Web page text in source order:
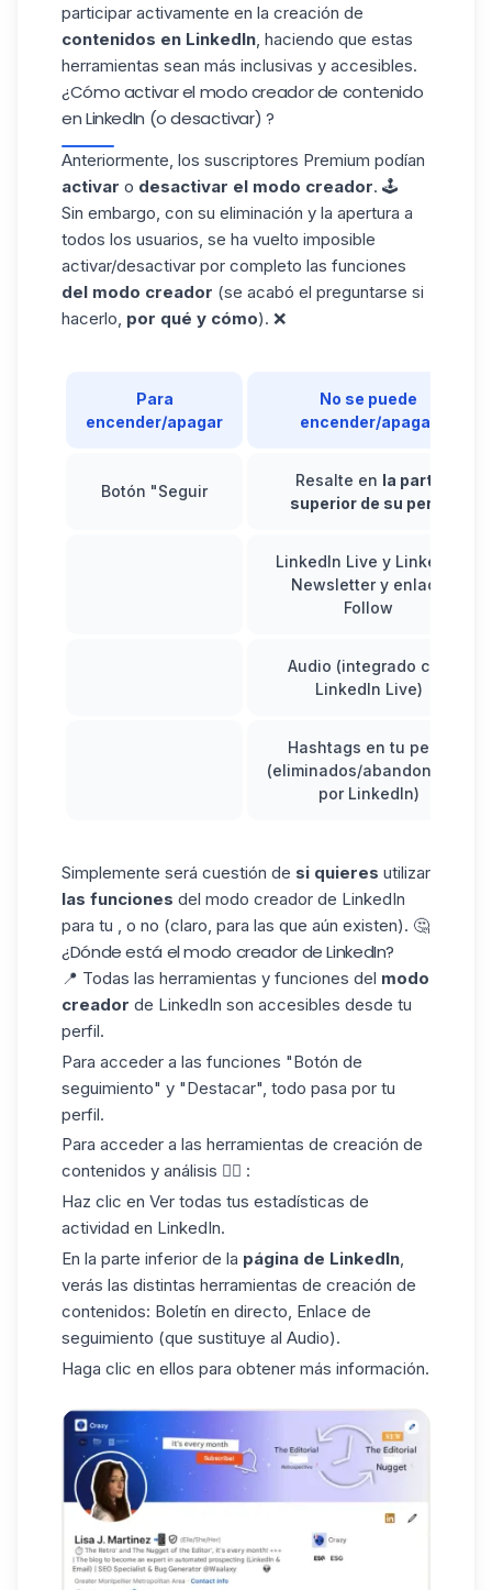
participar activamente en la creación de
contenidos en LinkedIn , haciendo que estas
herramientas sean más inclusivas y accesibles.
¿Cómo activar el modo creador de contenido
en LinkedIn​ (o desactivar) ?
Anteriormente, los suscriptores Premium podían
activar o desactivar el modo creador. 🕹️
Sin embargo, con su eliminación y la apertura a
todos los usuarios, se ha vuelto imposible
activar/desactivar por completo las funciones
del modo creador (se acabó el preguntarse si
hacerlo, por qué y cómo). ❌
Para
encender/apagar
No se puede
encender/apagar
Botón "Seguir
Resalte en la parte
superior de su perfil
LinkedIn Live y LinkedIn
Newsletter y enlace
Follow
Audio (integrado con
LinkedIn Live)
Hashtags en tu perfil
(eliminados/abandonados
por LinkedIn)
Simplemente será cuestión de si quieres utilizar
las funciones del modo creador de LinkedIn
para tu , o no (claro, para las que aún existen). 🤔
¿Dónde está el modo creador de LinkedIn?
📍 Todas las herramientas y funciones del modo
creador de LinkedIn son accesibles desde tu
perfil.
Para acceder a las funciones "Botón de
seguimiento" y "Destacar", todo pasa por tu
perfil.
Para acceder a las herramientas de creación de
contenidos y análisis 👇🏼 :
Haz clic en Ver todas tus estadísticas de
actividad en LinkedIn.
En la parte inferior de la página de LinkedIn
verás las distintas herramientas de creación de
contenidos: Boletín en directo, Enlace de
seguimiento (que sustituye al Audio).
Haga clic en ellos para obtener más información.